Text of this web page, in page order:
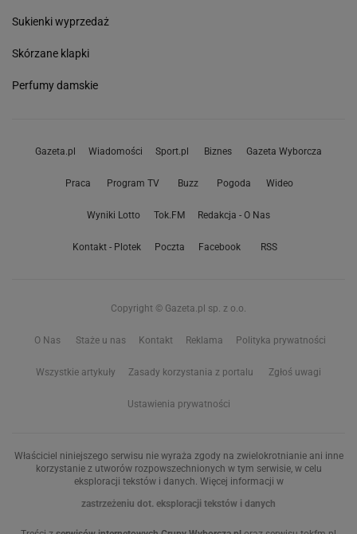
Sukienki wyprzedaż
Skórzane klapki
Perfumy damskie
Gazeta.pl Wiadomości Sport.pl Biznes Gazeta Wyborcza
Praca Program TV Buzz Pogoda Wideo
Wyniki Lotto Tok.FM Redakcja - O Nas
Kontakt - Plotek Poczta Facebook RSS
Copyright © Gazeta.pl sp. z o.o.
O Nas Staże u nas Kontakt Reklama Polityka prywatności
Wszystkie artykuły Zasady korzystania z portalu Zgłoś uwagi
Ustawienia prywatności
Właściciel niniejszego serwisu nie wyraża zgody na zwielokrotnianie ani inne
korzystanie z utworów rozpowszechnionych w tym serwisie, w celu
eksploracji tekstów i danych. Więcej informacji w
zastrzeżeniu dot. eksploracji tekstów i danych